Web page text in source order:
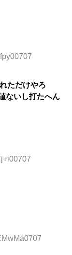
ただけやろ
ないし打たへん